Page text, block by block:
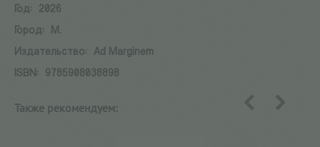
Год:
2026
Город:
М.
Издательство:
Ad Marginem
ISBN:
9785908038898
Также рекомендуем: